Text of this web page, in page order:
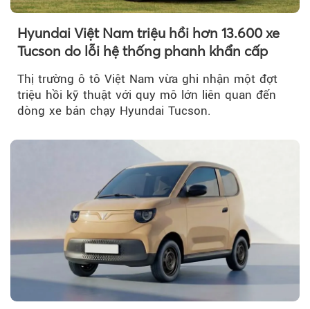
Hyundai Việt Nam triệu hồi hơn 13.600 xe
Tucson do lỗi hệ thống phanh khẩn cấp
Thị trường ô tô Việt Nam vừa ghi nhận một đợt
triệu hồi kỹ thuật với quy mô lớn liên quan đến
dòng xe bán chạy Hyundai Tucson.